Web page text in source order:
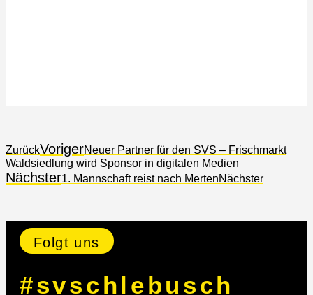
ZurückVorigerNeuer Partner für den SVS – Frischmarkt
Waldsiedlung wird Sponsor in digitalen Medien
Nächster1. Mannschaft reist nach MertenNächster
Folgt uns
#svschlebusch